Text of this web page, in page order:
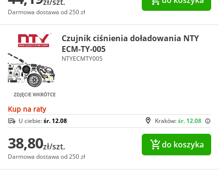
Darmowa dostawa od 250 zł
Czujnik ciśnienia doładowania NTY
ECM-TY-005
NTYECMTY005
Kup na raty
Kraków:śr. 12.08
U ciebie:śr. 12.08
38,80zł/szt.
Darmowa dostawa od 250 zł
do koszyka